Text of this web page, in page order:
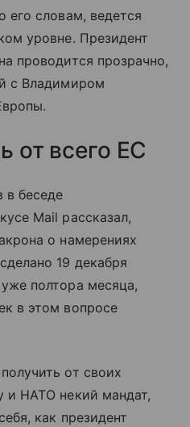
его словам, ведется
уровне. Президент
проводится прозрачно,
с Владимиром
от всего ЕС
в беседе
Mail рассказал,
о намерениях
19 декабря
полтора месяца,
в этом вопросе
от своих
и НАТО некий мандат,
как президент